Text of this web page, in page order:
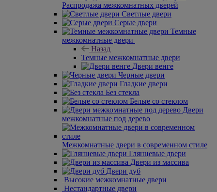
Распродажа межкомнатных дверей
Светлые двери
Серые двери
Темные
межкомнатные двери
Назад
Темные межкомнатные двери
Двери венге
Черные двери
Гладкие двери
Без стекла
Белые со стеклом
Двери
межкомнатные под дерево
Межкомнатные двери в современном стиле
Глянцевые двери
Двери из массива
Двери дуб